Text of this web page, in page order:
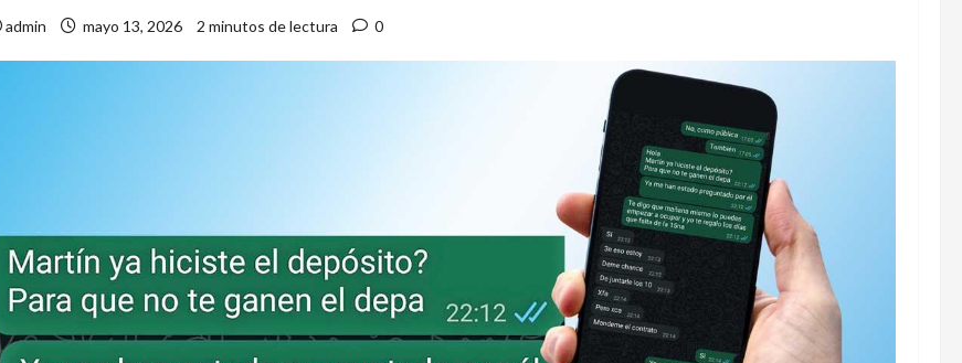
admin mayo 13, 2026 2 minutos de lectura 0